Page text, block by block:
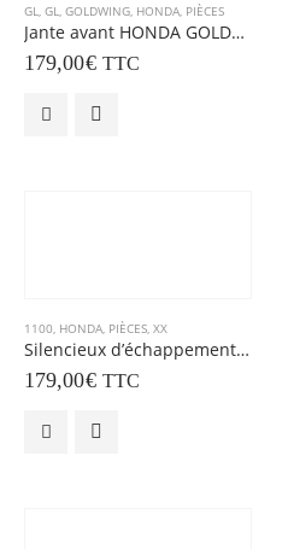
GL GL GOLDWING HONDA PIÈCES
Jante avant HONDA GOLDWING
179,00€ TTC
1100, HONDA, PIÈCES, XX
Silencieux d’échappement HONDA 1100 XX
179,00€ TTC